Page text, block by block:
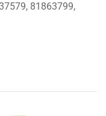
81863799,